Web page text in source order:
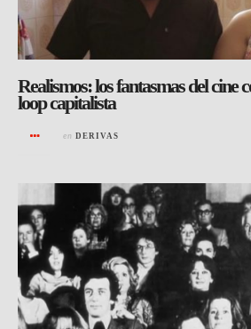
Realismos: los fantasmas del cine
loop capitalista
en DERIVAS